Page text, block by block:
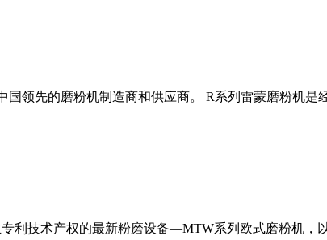
领先的磨粉机制造商和供应商。 R系列雷蒙磨粉机是
利技术产权的最新粉磨设备—MTW系列欧式磨粉机，